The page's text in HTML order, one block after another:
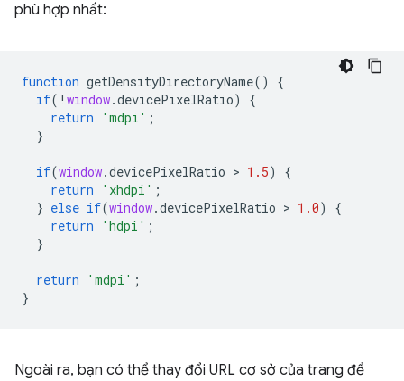
phù hợp nhất:
function getDensityDirectoryName()
{
if( ! window.devicePixelRatio)
{
return
'mdpi' ;
}
if(window.devicePixelRatio > 1.5)
{
return
'xhdpi' ;
} else if(window.devicePixelRatio > 1.0)
{
return
'hdpi' ;
}
return 'mdpi' ;
}
Ngoài ra, bạn có thể thay đổi URL cơ sở của trang để